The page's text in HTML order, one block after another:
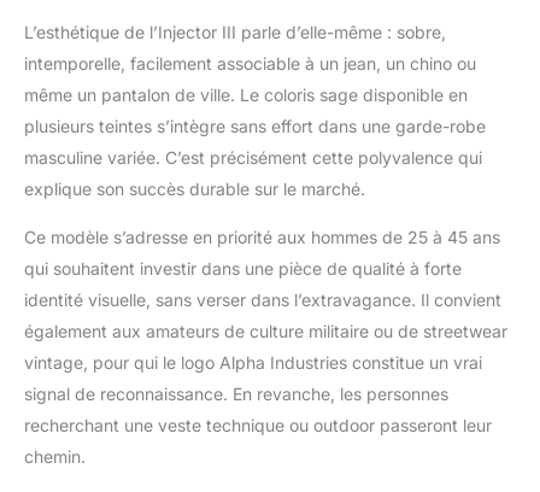
L’esthétique de l’Injector III parle d’elle-même : sobre,
intemporelle, facilement associable à un jean, un chino ou
même un pantalon de ville. Le coloris sage disponible en
plusieurs teintes s’intègre sans effort dans une garde-robe
masculine variée. C’est précisément cette polyvalence qui
explique son succès durable sur le marché.
Ce modèle s’adresse en priorité aux hommes de 25 à 45 ans
qui souhaitent investir dans une pièce de qualité à forte
identité visuelle, sans verser dans l’extravagance. Il convient
également aux amateurs de culture militaire ou de streetwear
vintage, pour qui le logo Alpha Industries constitue un vrai
signal de reconnaissance. En revanche, les personnes
recherchant une veste technique ou outdoor passeront leur
chemin.